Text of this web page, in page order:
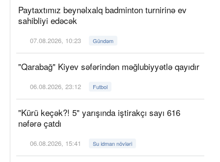
Paytaxtımız beynəlxalq badminton turnirinə ev
sahibliyi edəcək
07.08.2026, 10:23 Gündəm
"Qarabağ" Kiyev səfərindən məğlubiyyətlə qayıdır
06.08.2026, 23:12 Futbol
"Kürü keçək?! 5" yarışında iştirakçı sayı 616
nəfərə çatdı
06.08.2026, 15:41 Su idman növləri